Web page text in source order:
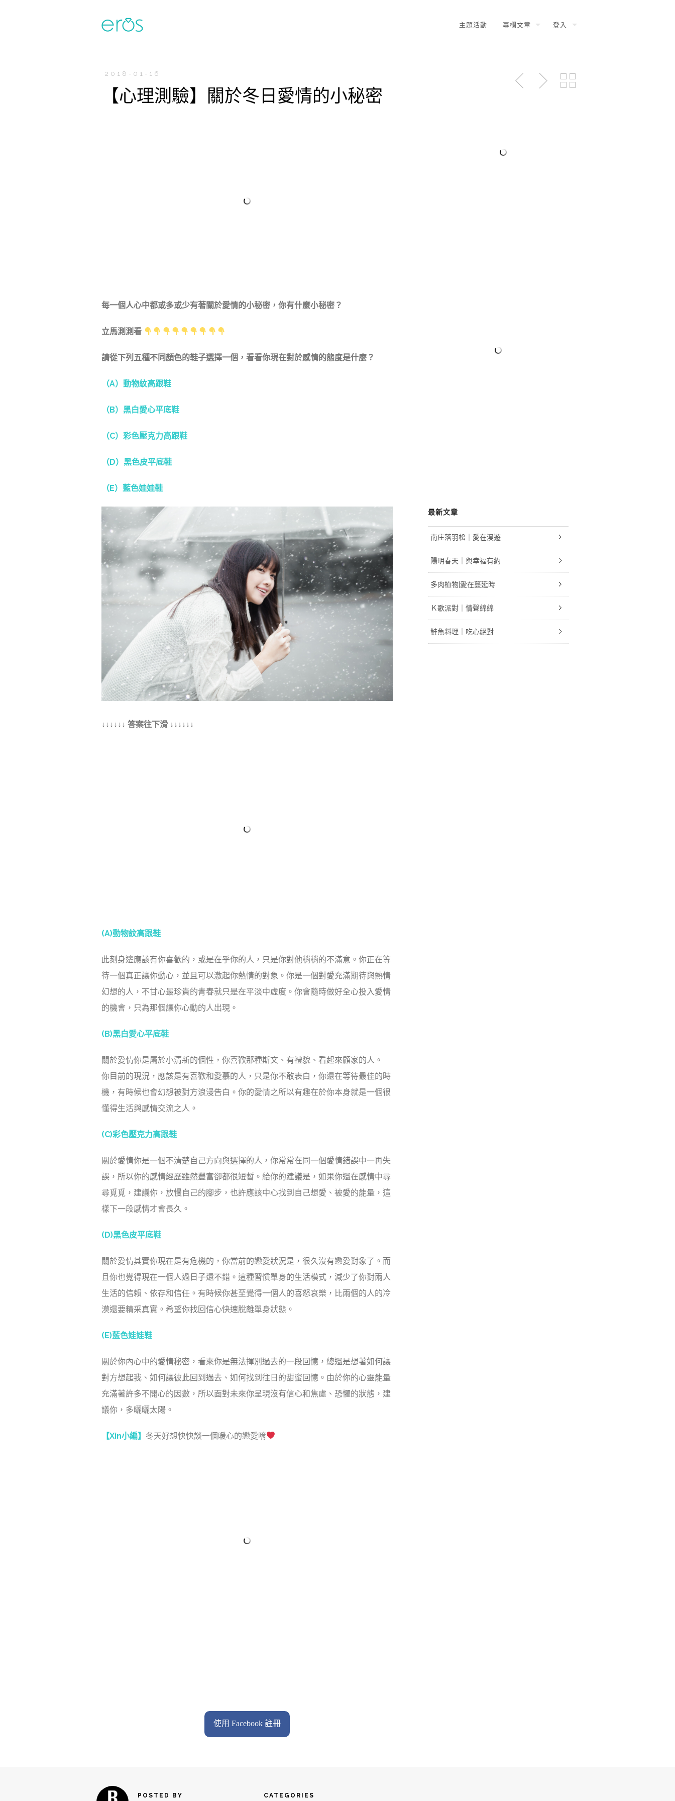
主題活動 專欄文章 登入
2018-01-16
【心理測驗】關於冬日愛情的小秘密
每一個人心中都或多或少有著關於愛情的小秘密，你有什麼小秘密？
立馬測測看
請從下列五種不同顏色的鞋子選擇一個，看看你現在對於感情的態度是什麼？
（A）動物紋高跟鞋
（B）黑白愛心平底鞋
（C）彩色壓克力高跟鞋
（D）黑色皮平底鞋
（E）藍色娃娃鞋
↓↓↓↓↓↓ 答案往下滑 ↓↓↓↓↓↓
(A)動物紋高跟鞋
此刻身邊應該有你喜歡的，或是在乎你的人，只是你對他稍稍的不滿意。你正在等
待一個真正讓你動心，並且可以激起你熱情的對象。你是一個對愛充滿期待與熱情
幻想的人，不甘心最珍貴的青春就只是在平淡中虛度。你會隨時做好全心投入愛情
的機會，只為那個讓你心動的人出現。
(B)黑白愛心平底鞋
關於愛情你是屬於小清新的個性，你喜歡那種斯文、有禮貌、看起來顧家的人。
你目前的現況，應該是有喜歡和愛慕的人，只是你不敢表白，你還在等待最佳的時
機，有時候也會幻想被對方浪漫告白。你的愛情之所以有趣在於你本身就是一個很
懂得生活與感情交流之人。
(C)彩色壓克力高跟鞋
關於愛情你是一個不清楚自己方向與選擇的人，你常常在同一個愛情錯誤中一再失
誤，所以你的感情經歷雖然豐富卻都很短暫。給你的建議是，如果你還在感情中尋
尋覓覓，建議你，放慢自己的腳步，也許應該中心找到自己想愛、被愛的能量，這
樣下一段感情才會長久。
(D)黑色皮平底鞋
關於愛情其實你現在是有危機的，你當前的戀愛狀況是，很久沒有戀愛對象了。而
且你也覺得現在一個人過日子還不錯。這種習慣單身的生活模式，減少了你對兩人
生活的信賴、依存和信任。有時候你甚至覺得一個人的喜怒哀樂，比兩個的人的冷
漠還要精采真實。希望你找回信心快速脫離單身狀態。
(E)藍色娃娃鞋
關於你內心中的愛情秘密，看來你是無法揮別過去的一段回憶，總還是想著如何讓
對方想起我、如何讓彼此回到過去、如何找到往日的甜蜜回憶。由於你的心靈能量
充滿著許多不開心的因數，所以面對未來你呈現沒有信心和焦慮、恐懼的狀態，建
議你，多曬曬太陽。
【Xin小編】 冬天好想快快談一個暖心的戀愛唷
使用 Facebook 註冊
最新文章
南庄落羽松｜愛在漫遊
陽明春天｜與幸福有約
多肉植物|愛在蔓延時
Ｋ歌派對｜情聲綿綿
鮭魚料理｜吃心絕對
POSTED BY CATEGORIES